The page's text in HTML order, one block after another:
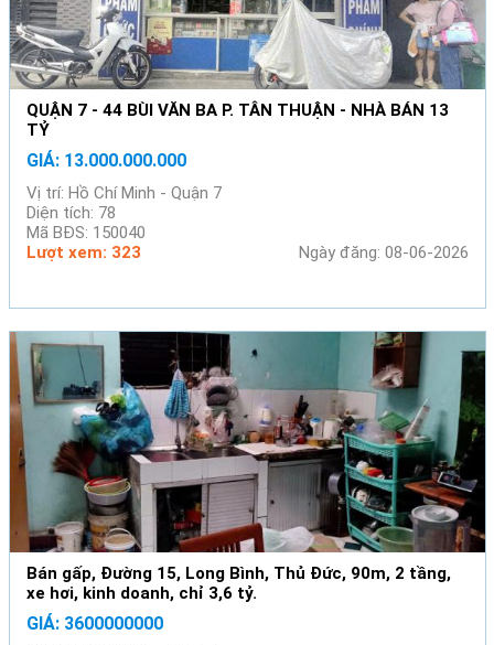
QUẬN 7 - 44 BÙI VĂN BA P. TÂN THUẬN - NHÀ BÁN 13
TỶ
GIÁ: 13.000.000.000
Vị trí: Hồ Chí Minh - Quận 7
Diện tích: 78
Mã BĐS: 150040
Lượt xem: 323
Ngày đăng: 08-06-2026
Bán gấp, Đường 15, Long Bình, Thủ Đức, 90m, 2 tầng,
xe hơi, kinh doanh, chỉ 3,6 tỷ.
GIÁ: 3600000000